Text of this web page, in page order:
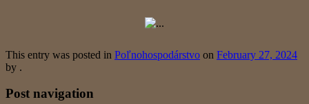
This entry was posted in Poľnohospodárstvo on February 27, 2024
by .
Post navigation